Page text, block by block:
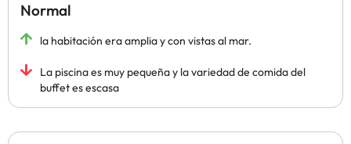
Normal
la habitación era amplia y con vistas al mar.
La piscina es muy pequeña y la variedad de comida del
buffet es escasa